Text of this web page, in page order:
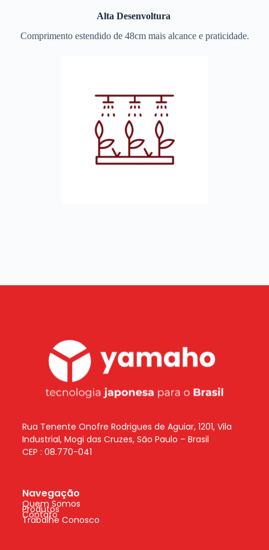
Alta Desenvoltura
Comprimento estendido de 48cm mais alcance e praticidade.
Rua Tenente Onofre Rodrigues de Aguiar, 1201, Vila
Industrial, Mogi das Cruzes, São Paulo – Brasil
CEP : 08.770-041
Navegação
Quem Somos
Produtos
Contato
Trabalhe Conosco